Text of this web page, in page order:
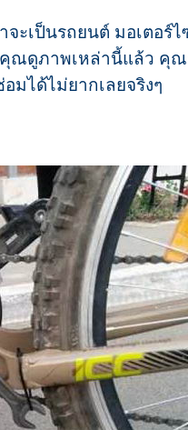
ะเป็นรถยนต์ มอเตอร์
ดูภาพเหล่านี้แล้ว คุณ
มได้ไม่ยากเลยจริงๆ